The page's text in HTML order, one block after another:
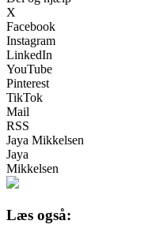
X
Facebook
Instagram
LinkedIn
YouTube
Pinterest
TikTok
Mail
RSS
Jaya Mikkelsen
Jaya
Mikkelsen
Læs også: